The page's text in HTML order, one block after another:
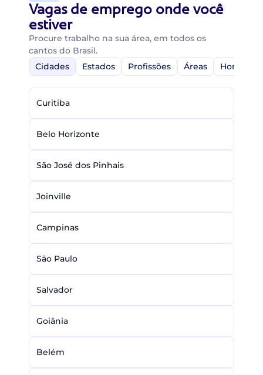
Vagas de emprego onde você
estiver
Procure trabalho na sua área, em todos os
cantos do Brasil.
Cidades
Estados Profissões Áreas Home-
Curitiba
Belo Horizonte
São José dos Pinhais
Joinville
Campinas
São Paulo
Salvador
Goiânia
Belém